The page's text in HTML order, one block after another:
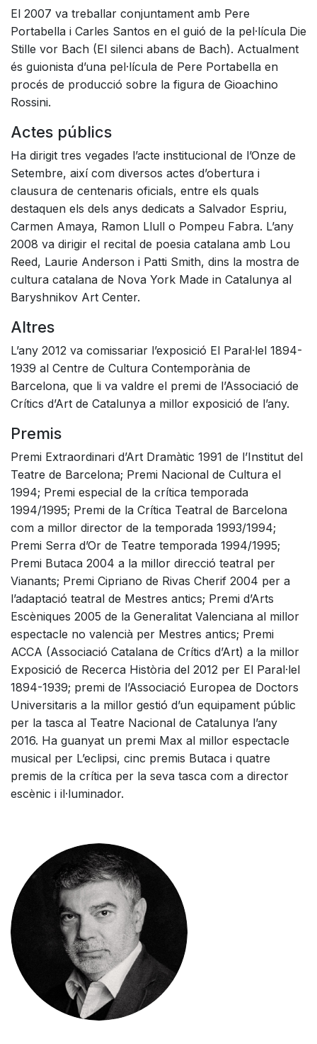
El 2007 va treballar conjuntament amb Pere
Portabella i Carles Santos en el guió de la pel·lícula Die
Stille vor Bach (El silenci abans de Bach). Actualment
és guionista d’una pel·lícula de Pere Portabella en
procés de producció sobre la figura de Gioachino
Rossini.
Actes públics
Ha dirigit tres vegades l’acte institucional de l’Onze de
Setembre, així com diversos actes d’obertura i
clausura de centenaris oficials, entre els quals
destaquen els dels anys dedicats a Salvador Espriu,
Carmen Amaya, Ramon Llull o Pompeu Fabra. L’any
2008 va dirigir el recital de poesia catalana amb Lou
Reed, Laurie Anderson i Patti Smith, dins la mostra de
cultura catalana de Nova York Made in Catalunya al
Baryshnikov Art Center.
Altres
L’any 2012 va comissariar l’exposició El Paral·lel 1894-
1939 al Centre de Cultura Contemporània de
Barcelona, que li va valdre el premi de l’Associació de
Crítics d’Art de Catalunya a millor exposició de l’any.
Premis
Premi Extraordinari d’Art Dramàtic 1991 de l’Institut del
Teatre de Barcelona; Premi Nacional de Cultura el
1994; Premi especial de la crítica temporada
1994/1995; Premi de la Crítica Teatral de Barcelona
com a millor director de la temporada 1993/1994;
Premi Serra d’Or de Teatre temporada 1994/1995;
Premi Butaca 2004 a la millor direcció teatral per
Vianants; Premi Cipriano de Rivas Cherif 2004 per a
l’adaptació teatral de Mestres antics; Premi d’Arts
Escèniques 2005 de la Generalitat Valenciana al millor
espectacle no valencià per Mestres antics; Premi
ACCA (Associació Catalana de Crítics d’Art) a la millor
Exposició de Recerca Història del 2012 per El Paral·lel
1894-1939; premi de l’Associació Europea de Doctors
Universitaris a la millor gestió d’un equipament públic
per la tasca al Teatre Nacional de Catalunya l’any
2016. Ha guanyat un premi Max al millor espectacle
musical per L’eclipsi, cinc premis Butaca i quatre
premis de la crítica per la seva tasca com a director
escènic i il·luminador.